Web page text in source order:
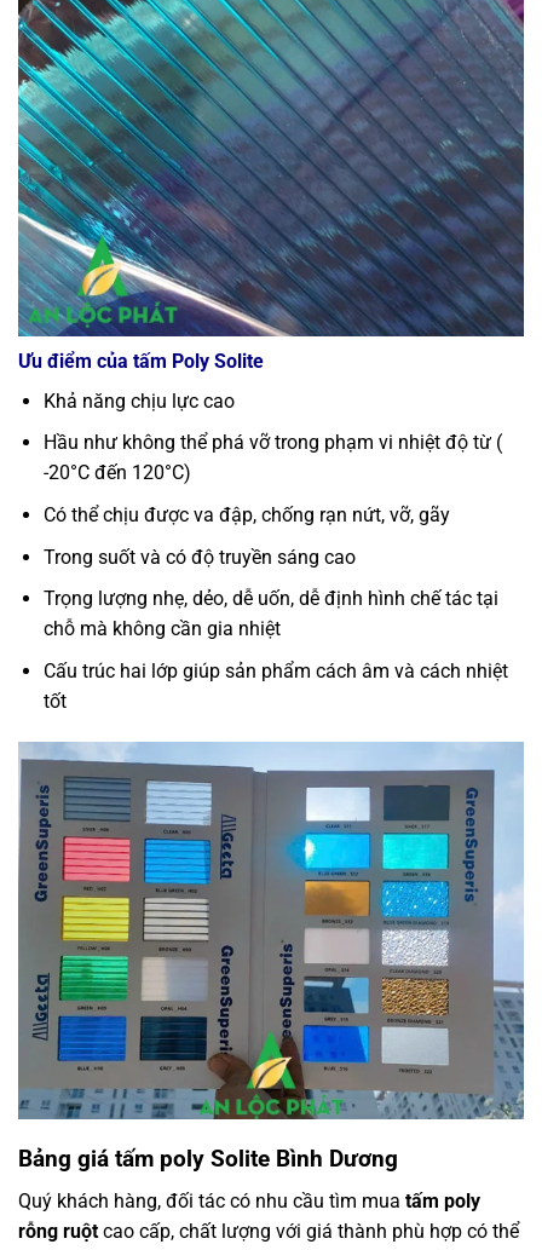
Ưu điểm của tấm Poly Solite
Khả năng chịu lực cao
Hầu như không thể phá vỡ trong phạm vi nhiệt độ từ (
-20°C đến 120°C)
Có thể chịu được va đập, chống rạn nứt, vỡ, gãy
Trong suốt và có độ truyền sáng cao
Trọng lượng nhẹ, dẻo, dễ uốn, dễ định hình chế tác tại
chỗ mà không cần gia nhiệt
Cấu trúc hai lớp giúp sản phẩm cách âm và cách nhiệt
tốt
Bảng giá tấm poly Solite Bình Dương
Quý khách hàng, đối tác có nhu cầu tìm mua tấm poly
rỗng ruột cao cấp, chất lượng với giá thành phù hợp có thể